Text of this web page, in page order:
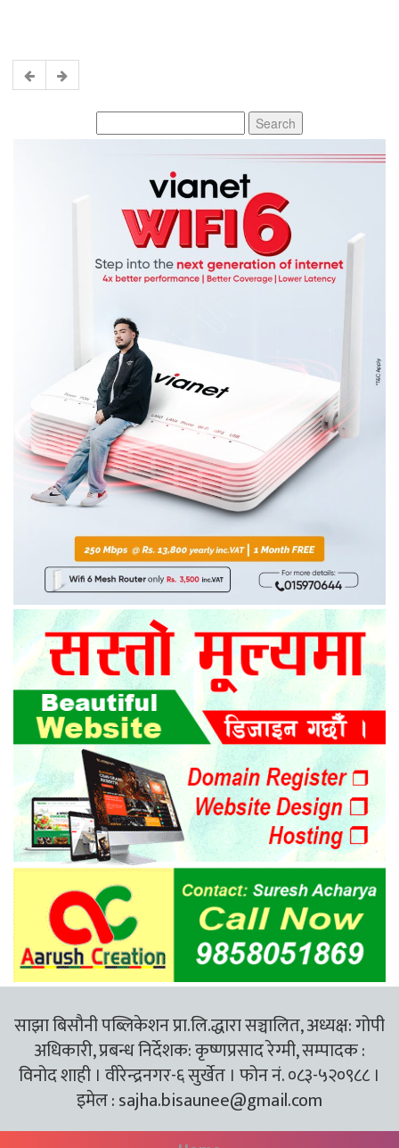
for:
साझा बिसौनी पब्लिकेशन प्रा.लि.द्धारा सञ्चालित, अध्यक्ष: गोपी
अधिकारी, प्रबन्ध निर्देशक: कृष्णप्रसाद रेग्मी, सम्पादक :
विनोद शाही । वीरेन्द्रनगर-६ सुर्खेत । फोन नं. ०८३-५२०९८८ ।
इमेल :sajha.bisaunee@gmail.com